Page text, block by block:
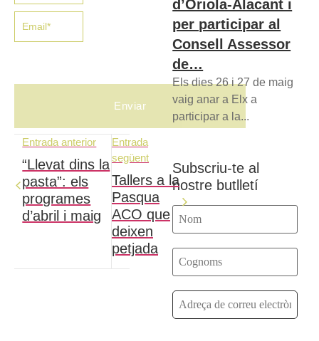
Entrada anterior
“Llevat dins la
pasta”: els
programes
d’abril i maig
Entrada
següent
Tallers a la
Pasqua
ACO que
deixen
petjada
d’Oriola-Alacant i
per participar al
Consell Assessor
de…
Els dies 26 i 27 de maig
vaig anar a Elx a
participar a la...
Subscriu-te al
nostre butlletí